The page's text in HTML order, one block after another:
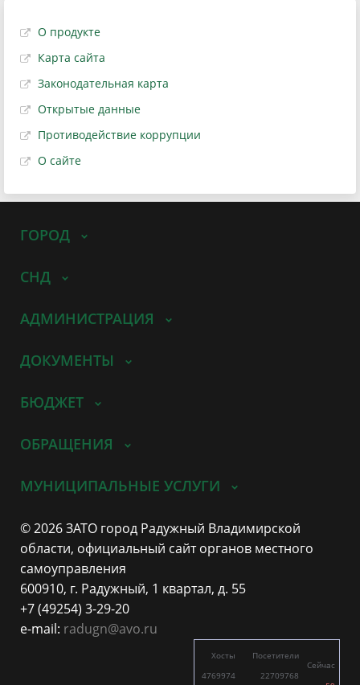
О продукте
Карта сайта
Законодательная карта
Открытые данные
Противодействие коррупции
О сайте
ГОРОД
СНД
АДМИНИСТРАЦИЯ
ДОКУМЕНТЫ
БЮДЖЕТ
ОБРАЩЕНИЯ
МУНИЦИПАЛЬНЫЕ УСЛУГИ
© 2026 ЗАТО город Радужный Владимирской
области, официальный сайт органов местного
самоуправления
600910, г. Радужный, 1 квартал, д. 55
+7 (49254) 3-29-20
e-mail: radugn@avo.ru
Хосты
4769974
Посетители
22709768
Сейчас